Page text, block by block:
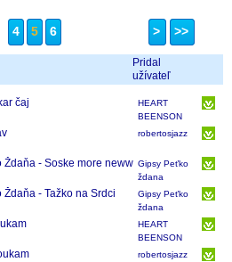
4 5 6 > >>
Pridal
užívateľ
čaj
HEART
BEENSON
...BAND
robertosjazz
Ždaňa - Soske more neww Gipsy Peťko
ždana
- Tažko na Srdci
Gipsy Peťko
ždana
HEART
BEENSON
...BAND
robertosjazz